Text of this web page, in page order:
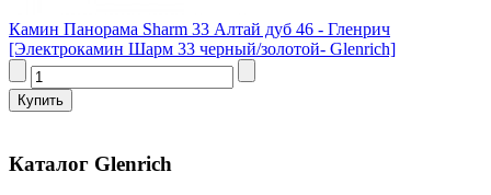
Камин Панорама Sharm 33 Алтай дуб 46 - Гленрич
[Электрокамин Шарм 33 черный/золотой- Glenrich]
Каталог Glenrich